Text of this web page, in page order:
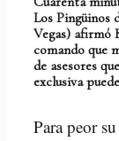
Los Pingüinos
Vegas) afirmó
comando que
de asesores
exclusiva
Para peor